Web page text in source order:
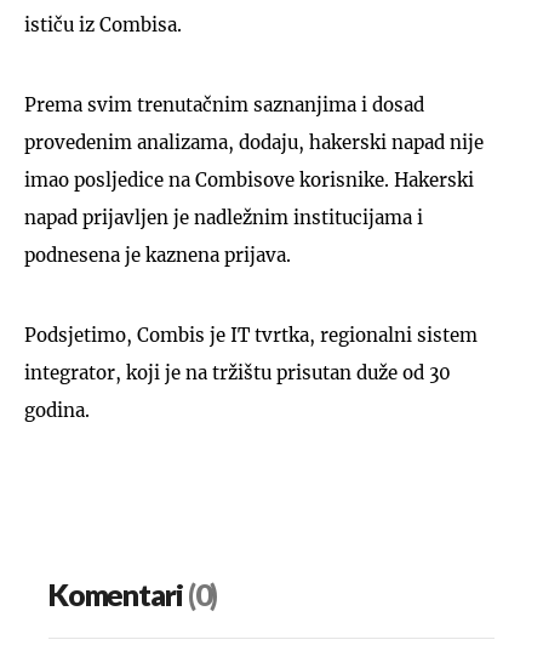
ističu iz Combisa.
Prema svim trenutačnim saznanjima i dosad
provedenim analizama, dodaju, hakerski napad nije
imao posljedice na Combisove korisnike. Hakerski
napad prijavljen je nadležnim institucijama i
podnesena je kaznena prijava.
Podsjetimo, Combis je IT tvrtka, regionalni sistem
integrator, koji je na tržištu prisutan duže od 30
godina.
Komentari(0)